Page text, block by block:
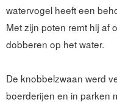
watervogel heeft een
Met zijn poten remt hij af
dobberen op het water.
De knobbelzwaan werd
boerderijen en in parken